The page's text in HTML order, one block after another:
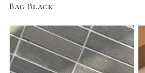
Bag Black